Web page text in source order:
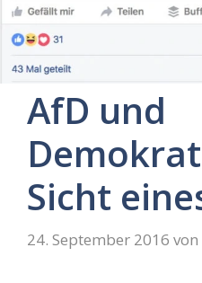
AfD und
Sicht
24. September 2016 von